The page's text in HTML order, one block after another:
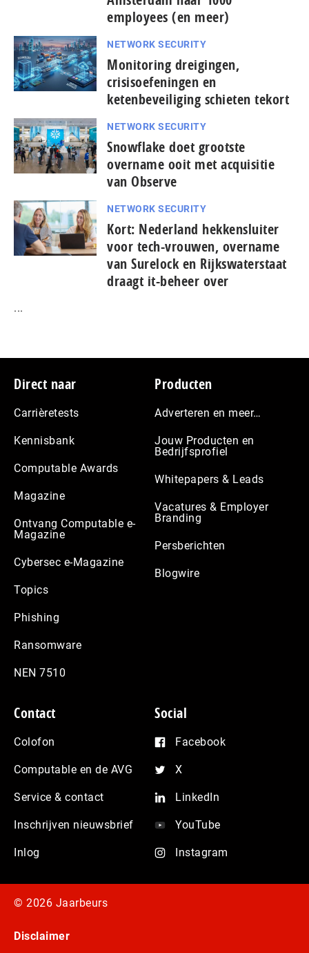
employees (en meer)
NETWORK SECURITY
Monitoring dreigingen,
crisisoefeningen en
ketenbeveiliging schieten tekort
NETWORK SECURITY
Snowflake doet grootste
overname ooit met acquisitie
van Observe
NETWORK SECURITY
Kort: Nederland hekkensluiter
voor tech-vrouwen, overname
van Surelock en Rijkswaterstaat
draagt it-beheer over
...
Footer
Direct naar
Carrièretests
Kennisbank
Computable Awards
Magazine
Ontvang Computable e-
Magazine
Cybersec e-Magazine
Topics
Phishing
Ransomware
NEN 7510
Producten
Adverteren en meer…
Jouw Producten en
Bedrijfsprofiel
Whitepapers & Leads
Vacatures & Employer
Branding
Persberichten
Blogwire
Contact
Colofon
Computable en de AVG
Service & contact
Inschrijven nieuwsbrief
Inlog
Social
Facebook
X
LinkedIn
YouTube
Instagram
© 2026 Jaarbeurs
Disclaimer